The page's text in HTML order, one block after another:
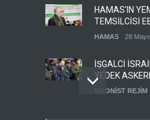
HAMAS'IN
TEMSİLCİSİ
ŞEMALE'DEN
HAMAS 28
İŞGALCİ
YEDEK
ÇAĞIRDI
SİYONİST REJİM